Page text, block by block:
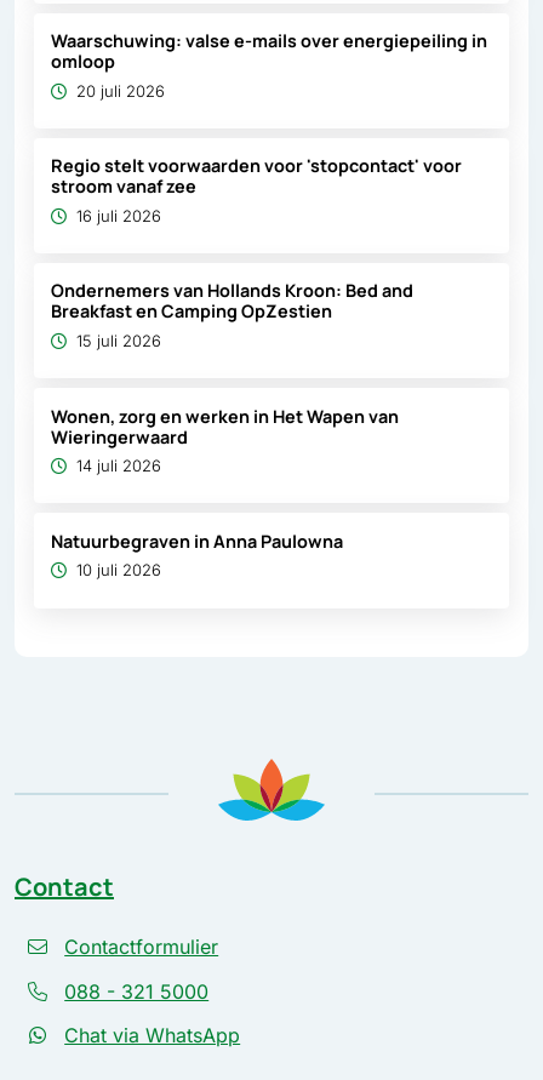
Waarschuwing: valse e-mails over energiepeiling in
omloop
20 juli 2026
Regio stelt voorwaarden voor 'stopcontact' voor
stroom vanaf zee
16 juli 2026
Ondernemers van Hollands Kroon: Bed and
Breakfast en Camping OpZestien
15 juli 2026
Wonen, zorg en werken in Het Wapen van
Wieringerwaard
14 juli 2026
Natuurbegraven in Anna Paulowna
10 juli 2026
Contact
Contactformulier
088 - 321 5000
Chat via WhatsApp